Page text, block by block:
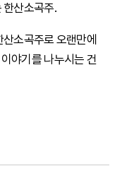
한산소곡주.
소곡주로 오랜만에
야기를 나누시는 건